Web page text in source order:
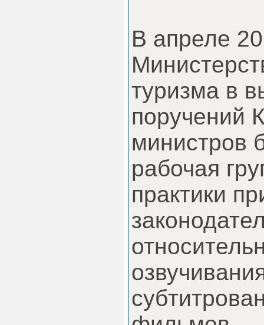
В апреле
туризма в
поручений
министров
рабочая
практики